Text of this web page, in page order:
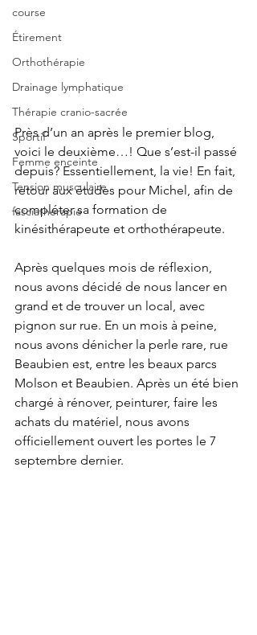
course
Étirement
Orthothérapie
Drainage lymphatique
Thérapie cranio-sacrée
Sportif
Femme enceinte
Tension musculaire
fasciathérapie
Près d’un an après le premier blog,
voici le deuxième…! Que s’est-il passé
depuis? Essentiellement, la vie! En fait,
retour aux études pour Michel, afin de
compléter sa formation de
kinésithérapeute et orthothérapeute.
Après quelques mois de réflexion,
nous avons décidé de nous lancer en
grand et de trouver un local, avec
pignon sur rue. En un mois à peine,
nous avons dénicher la perle rare, rue
Beaubien est, entre les beaux parcs
Molson et Beaubien. Après un été bien
chargé à rénover, peinturer, faire les
achats du matériel, nous avons
officiellement ouvert les portes le 7
septembre dernier.